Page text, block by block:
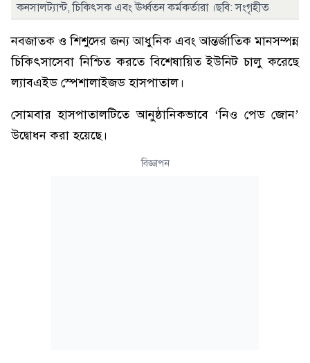
কনসালট্যান্ট, চিকিৎসক এবং ঊর্ধ্বতন কর্মকর্তারা ।ছবি: সংগৃহীত
নবজাতক ও শিশুদের জন্য আধুনিক এবং আন্তর্জাতিক মানসম্পন্ন
চিকিৎসাসেবা নিশ্চিত করতে বিশেষায়িত ইউনিট চালু করেছে
ল্যাবএইড স্পেশালাইজড হাসপাতাল।
সোমবার হাসপাতালটিতে আনুষ্ঠানিকভাবে ‘নিও পেড জোন’
উদ্বোধন করা হয়েছে।
বিজ্ঞাপন